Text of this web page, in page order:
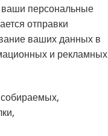
персональные
отправки
ваших данных в
и рекламных